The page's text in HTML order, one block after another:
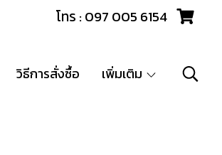
โทร : 097 005 6154
วิธีการสั่งซื้อ เพิ่มเติม